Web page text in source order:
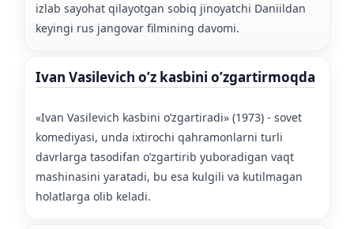
izlab sayohat qilayotgan sobiq jinoyatchi Daniildan
keyingi rus jangovar filmining davomi.
Ivan Vasilevich o’z kasbini o’zgartirmoqda
«Ivan Vasilevich kasbini o’zgartiradi» (1973) - sovet
komediyasi, unda ixtirochi qahramonlarni turli
davrlarga tasodifan o’zgartirib yuboradigan vaqt
mashinasini yaratadi, bu esa kulgili va kutilmagan
holatlarga olib keladi.